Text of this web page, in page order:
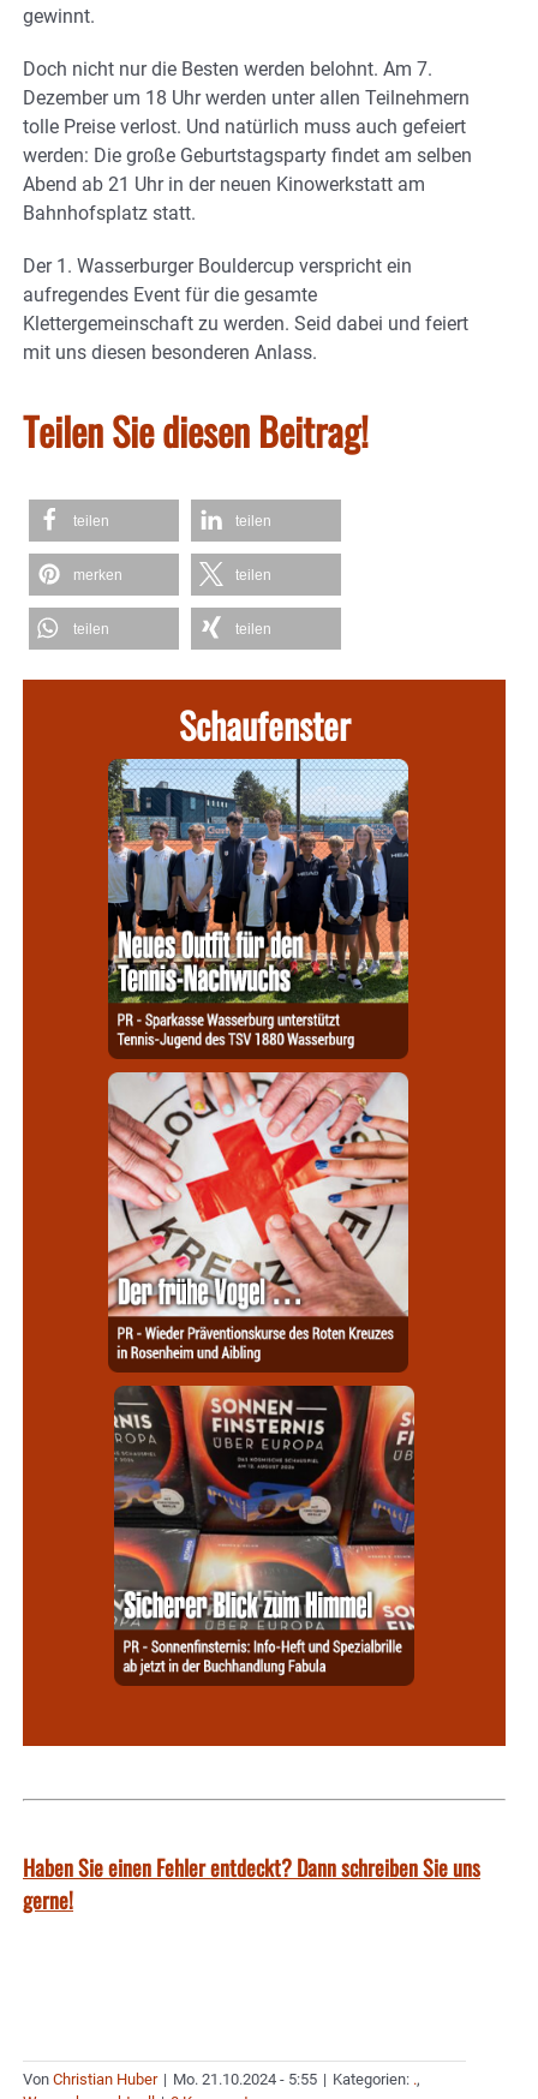
gewinnt.
Doch nicht nur die Besten werden belohnt. Am 7.
Dezember um 18 Uhr werden unter allen Teilnehmern
tolle Preise verlost. Und natürlich muss auch gefeiert
werden: Die große Geburtstagsparty findet am selben
Abend ab 21 Uhr in der neuen Kinowerkstatt am
Bahnhofsplatz statt.
Der 1. Wasserburger Bouldercup verspricht ein
aufregendes Event für die gesamte
Klettergemeinschaft zu werden. Seid dabei und feiert
mit uns diesen besonderen Anlass.
Teilen Sie diesen Beitrag!
teilen teilen
merken teilen
teilen teilen
Schaufenster
Haben Sie einen Fehler entdeckt? Dann schreiben Sie uns
gerne!
Von Christian Huber | Mo. 21.10.2024 - 5:55 | Kategorien: .,